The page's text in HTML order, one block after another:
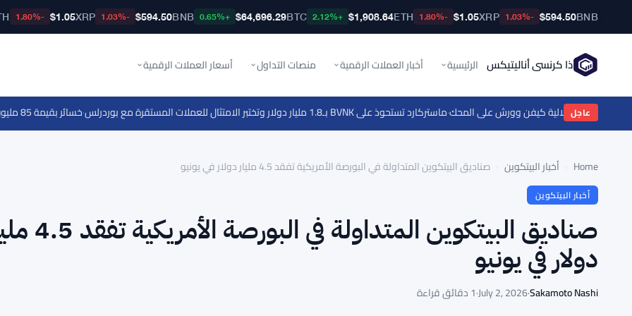
BNB
$594.50
-1.03%
XRP
$1.05
-1.80%
ETH
$1,908.64
+2.12%
BTC
$64,696.29
+0.65%
BNB
$594.50
-1.03%
XRP
$1.05
-1.80%
ذا كرنسي أناليتيكس الرئيسية أخبار العملات الرقمية منصات التداول أسعار العملات الرقمية
عاجل
تضع استقلالية كيفن وورش على المحك·ماستركارد تستحوذ على BVNK بـ1.8 مليار دولار وتختبر الامتثال للعملات المستقرة مع بوردرلس ·خسائر بقيمة 85 مليون دولار لشركة Galaxy Digital في الربع الثاني بسبب تراجع العملات الرقمية
Home أخبار البيتكوين صناديق البيتكوين المتداولة في البورصة الأمريكية تفقد 4.5 مليار دولار في يونيو
أخبار البيتكوين
صناديق البيتكوين المتداولة
دولار في يونيو
Sakamoto Nashi
·
July 2, 2026
·1 دقائق قراءة